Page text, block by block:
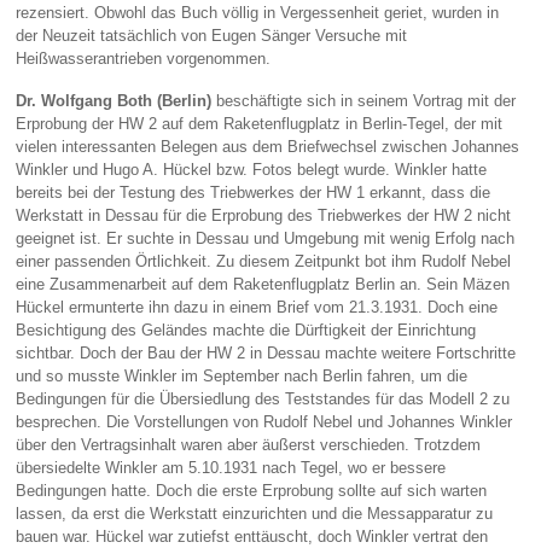
rezensiert. Obwohl das Buch völlig in Vergessenheit geriet, wurden in
der Neuzeit tatsächlich von Eugen Sänger Versuche mit
Heißwasserantrieben vorgenommen.
Dr. Wolfgang Both (Berlin) beschäftigte sich in seinem Vortrag mit der
Erprobung der HW 2 auf dem Raketenflugplatz in Berlin-Tegel, der mit
vielen interessanten Belegen aus dem Briefwechsel zwischen Johannes
Winkler und Hugo A. Hückel bzw. Fotos belegt wurde. Winkler hatte
bereits bei der Testung des Triebwerkes der HW 1 erkannt, dass die
Werkstatt in Dessau für die Erprobung des Triebwerkes der HW 2 nicht
geeignet ist. Er suchte in Dessau und Umgebung mit wenig Erfolg nach
einer passenden Örtlichkeit. Zu diesem Zeitpunkt bot ihm Rudolf Nebel
eine Zusammenarbeit auf dem Raketenflugplatz Berlin an. Sein Mäzen
Hückel ermunterte ihn dazu in einem Brief vom 21.3.1931. Doch eine
Besichtigung des Geländes machte die Dürftigkeit der Einrichtung
sichtbar. Doch der Bau der HW 2 in Dessau machte weitere Fortschritte
und so musste Winkler im September nach Berlin fahren, um die
Bedingungen für die Übersiedlung des Teststandes für das Modell 2 zu
besprechen. Die Vorstellungen von Rudolf Nebel und Johannes Winkler
über den Vertragsinhalt waren aber äußerst verschieden. Trotzdem
übersiedelte Winkler am 5.10.1931 nach Tegel, wo er bessere
Bedingungen hatte. Doch die erste Erprobung sollte auf sich warten
lassen, da erst die Werkstatt einzurichten und die Messapparatur zu
bauen war. Hückel war zutiefst enttäuscht, doch Winkler vertrat den